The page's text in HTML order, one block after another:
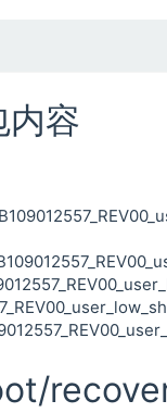
容